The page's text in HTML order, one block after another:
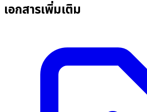
เอกสารเพิ่มเติม